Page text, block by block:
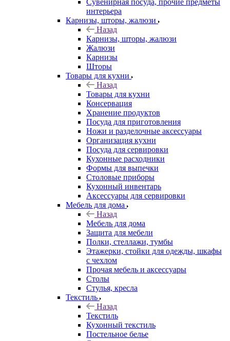
Сувенирная посуда, прочие предметы
интерьера
Карнизы, шторы, жалюзи
Назад
Карнизы, шторы, жалюзи
Жалюзи
Карнизы
Шторы
Товары для кухни
Назад
Товары для кухни
Консервация
Хранение продуктов
Посуда для приготовления
Ножи и разделочные аксессуары
Организация кухни
Посуда для сервировки
Кухонные расходники
Формы для выпечки
Столовые приборы
Кухонный инвентарь
Аксессуары для сервировки
Мебель для дома
Назад
Мебель для дома
Защита для мебели
Полки, стеллажи, тумбы
Этажерки, стойки для одежды, шкафы
с чехлом
Прочая мебель и аксессуары
Столы
Стулья, кресла
Текстиль
Назад
Текстиль
Кухонный текстиль
Постельное белье